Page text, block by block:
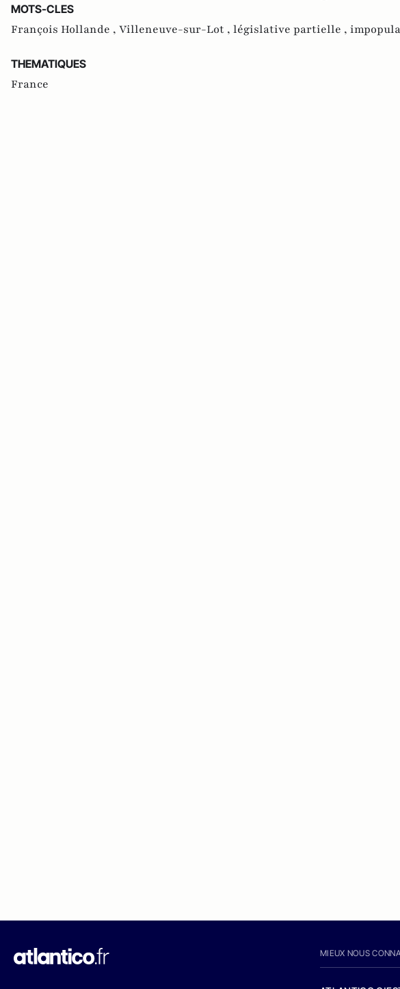
MOTS-CLES
François Hollande , Villeneuve-sur-Lot , législative partielle ,
THEMATIQUES
France
MIEUX NOUS